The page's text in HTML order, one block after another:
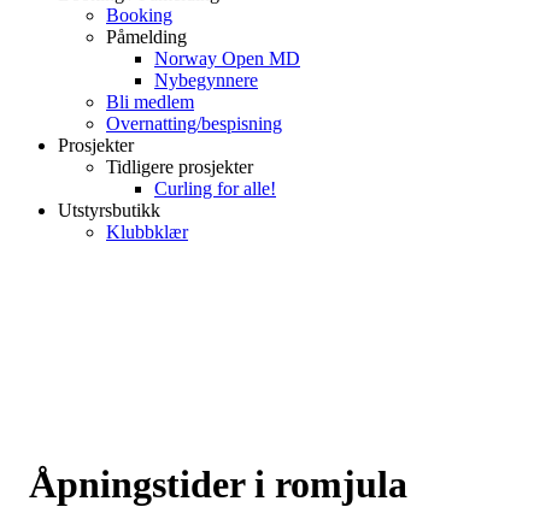
Booking
Påmelding
Norway Open MD
Nybegynnere
Bli medlem
Overnatting/bespisning
Prosjekter
Tidligere prosjekter
Curling for alle!
Utstyrsbutikk
Klubbklær
Åpningstider i romjula